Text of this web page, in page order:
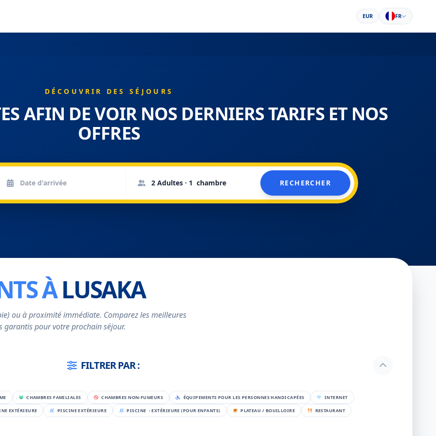
EUR FR
DÉCOUVRIR DES SÉJOURS
AFIN DE VOIR NOS DERNIERS TARIFS ET NOS
OFFRES
2 Adultes · 1 chambre RECHERCHER
ÀLUSAKA
ou à proximité immédiate. Comparez les meilleures
garantis pour votre prochain séjour.
FILTRER PAR :
CHAMBRES FAMILIALES CHAMBRES NON-FUMEURS ÉQUIPEMENTS POUR LES PERSONNES HANDICAPÉES INTERNET
EXTÉRIEURE PISCINE EXTÉRIEURE PISCINE - EXTÉRIEURE (POUR ENFANTS) PLATEAU / BOUILLOIRE RESTAURANT